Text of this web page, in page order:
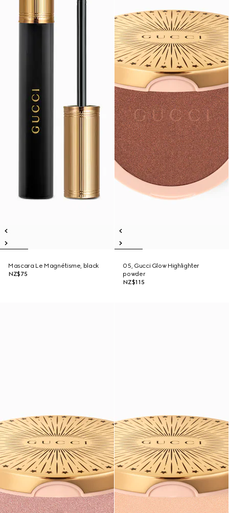
Mascara Le Magnétisme, black
NZ$75
05, Gucci Glow Highlighter
powder
NZ$115